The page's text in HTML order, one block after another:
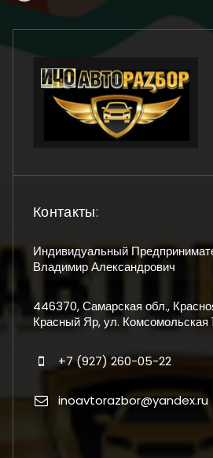
Контакты:
Индивидуальный
Владимир Александрович
446370, Самарская обл.,
Красный Яр, ул. Комсомольская
+7 (927) 260-05-22
inoavtorazbor@yandex.ru